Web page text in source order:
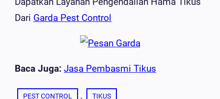
Dari Garda Pest Control
Baca Juga: Jasa Pembasmi Tikus
PEST CONTROL , TIKUS